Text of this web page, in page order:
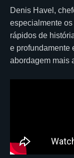
Denis Havel,
especialmente os
rápidos de
e profundamente
abordagem mais